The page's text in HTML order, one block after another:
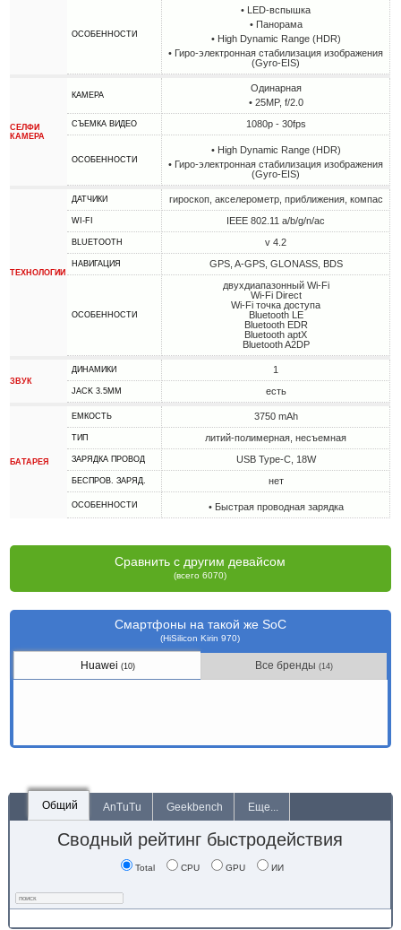
ОСОБЕННОСТИ
• LED-вспышка
• Панорама
• High Dynamic Range (HDR)
• Гиро-электронная стабилизация изображения
(Gyro-EIS)
СЕЛФИ
КАМЕРА
КАМЕРА
Одинарная
• 25MP, f/2.0
СЪЕМКА ВИДЕО 1080p - 30fps
ОСОБЕННОСТИ
• High Dynamic Range (HDR)
• Гиро-электронная стабилизация изображения
(Gyro-EIS)
ТЕХНОЛОГИИ
ДАТЧИКИ гироскоп, акселерометр, приближения, компас
WI-FI IEEE 802.11 a/b/g/n/ac
BLUETOOTH v 4.2
НАВИГАЦИЯ GPS, A-GPS, GLONASS, BDS
ОСОБЕННОСТИ
двухдиапазонный Wi-Fi
Wi-Fi Direct
Wi-Fi точка доступа
Bluetooth LE
Bluetooth EDR
Bluetooth aptX
Bluetooth A2DP
ЗВУК
ДИНАМИКИ 1
JACK 3.5MM есть
БАТАРЕЯ
ЕМКОСТЬ 3750 mAh
ТИП литий-полимерная, несъемная
ЗАРЯДКА ПРОВОД USB Type-C, 18W
БЕСПРОВ. ЗАРЯД. нет
ОСОБЕННОСТИ • Быстрая проводная зарядка
Сравнить с другим девайсом
(всего 6070)
Смартфоны на такой же SoC
(HiSilicon Kirin 970)
Huawei (10) Все бренды(14)
Общий AnTuTu Geekbench Еще...
Сводный рейтинг быстродействия
Total CPU GPU ИИ